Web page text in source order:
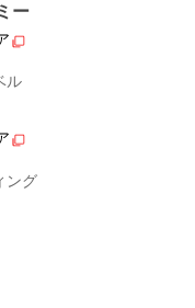
ー
ル
ング